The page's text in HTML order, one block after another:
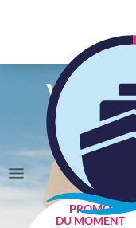
Votre
PROMO
DU MOMENT